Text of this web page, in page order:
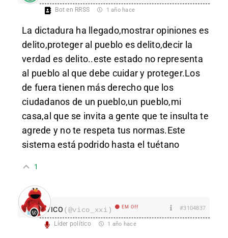
Bot en RRSS 1 año hace
La dictadura ha llegado,mostrar opiniones es
delito,proteger al pueblo es delito,decir la
verdad es delito..este estado no representa
al pueblo al que debe cuidar y proteger.Los
de fuera tienen más derecho que los
ciudadanos de un pueblo,un pueblo,mi
casa,al que se invita a gente que te insulta te
agrede y no te respeta tus normas.Este
sistema está podrido hasta el tuétano
1
VICO (@vico_xxi) EM Off #3104837
Líder político 1 año hace